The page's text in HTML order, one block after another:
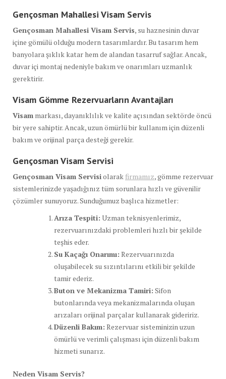
Gençosman Mahallesi Visam Servis
Gençosman Mahallesi Visam Servis, su haznesinin duvar
içine gömülü olduğu modern tasarımlardır. Bu tasarım hem
banyolara şıklık katar hem de alandan tasarruf sağlar. Ancak,
duvar içi montaj nedeniyle bakım ve onarımları uzmanlık
gerektirir.
Visam Gömme Rezervuarların Avantajları
Visam markası, dayanıklılık ve kalite açısından sektörde öncü
bir yere sahiptir. Ancak, uzun ömürlü bir kullanım için düzenli
bakım ve orijinal parça desteği gerekir.
Gençosman Visam Servisi
Gençosman Visam Servisiolarak firmamız, gömme rezervuar
sistemlerinizde yaşadığınız tüm sorunlara hızlı ve güvenilir
çözümler sunuyoruz. Sunduğumuz başlıca hizmetler:
Arıza Tespiti: Uzman teknisyenlerimiz,
rezervuarınızdaki problemleri hızlı bir şekilde
teşhis eder.
Su Kaçağı Onarımı: Rezervuarınızda
oluşabilecek su sızıntılarını etkili bir şekilde
tamir ederiz.
Buton ve Mekanizma Tamiri: Sifon
butonlarında veya mekanizmalarında oluşan
arızaları orijinal parçalar kullanarak gideririz.
Düzenli Bakım: Rezervuar sisteminizin uzun
ömürlü ve verimli çalışması için düzenli bakım
hizmeti sunarız.
Neden Visam Servis?